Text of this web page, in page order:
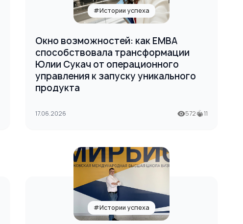
#Истории успеха
Окно возможностей: как EMBA
способствовала трансформации
Юлии Сукач от операционного
управления к запуску уникального
продукта
17.06.2026 572 11
#Истории успеха